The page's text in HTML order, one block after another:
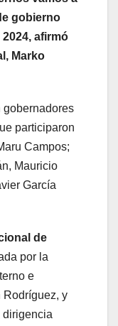
gobierno
afirmó
Marko
gobernadores
participaron
Campos;
Mauricio
García
de
por la
e
Rodríguez, y
dirigencia